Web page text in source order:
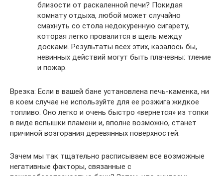
близости от раскаленной печи? Покидая
комнату отдыха, любой может случайно
смахнуть со стола недокуренную сигарету,
которая легко провалится в щель между
досками. Результаты всех этих, казалось бы,
невинных действий могут быть плачевны: тление
и пожар.
Врезка: Если в вашей бане установлена печь-каменка, ни
в коем случае не используйте для ее розжига жидкое
топливо. Оно легко и очень быстро «вернется» из топки
в виде вспышки пламени и, вполне возможно, станет
причиной возгорания деревянных поверхностей.
Зачем мы так тщательно расписываем все возможные
негативные факторы, связанные с